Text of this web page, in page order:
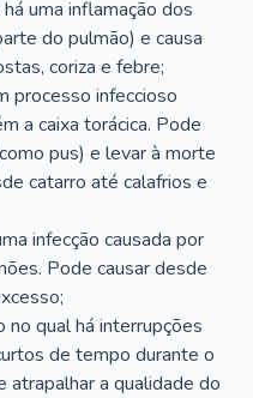
uma inflamação dos
do pulmão) e causa
coriza e febre;
processo infeccioso
a caixa torácica. Pode
pus) e levar à morte
catarro até calafrios e
infecção causada por
Pode causar desde
qual há interrupções
de tempo durante o
atrapalhar a qualidade do